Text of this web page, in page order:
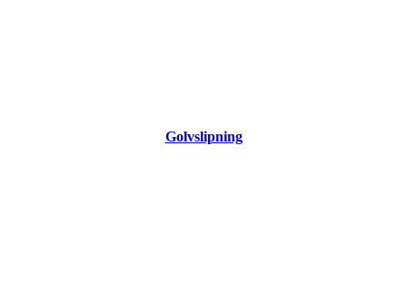
Golvslipning